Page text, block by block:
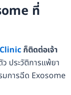
ที่
ก็ติดต่อเจ้า
ว ประวัติการแพ้ยา
การฉีด Exosome